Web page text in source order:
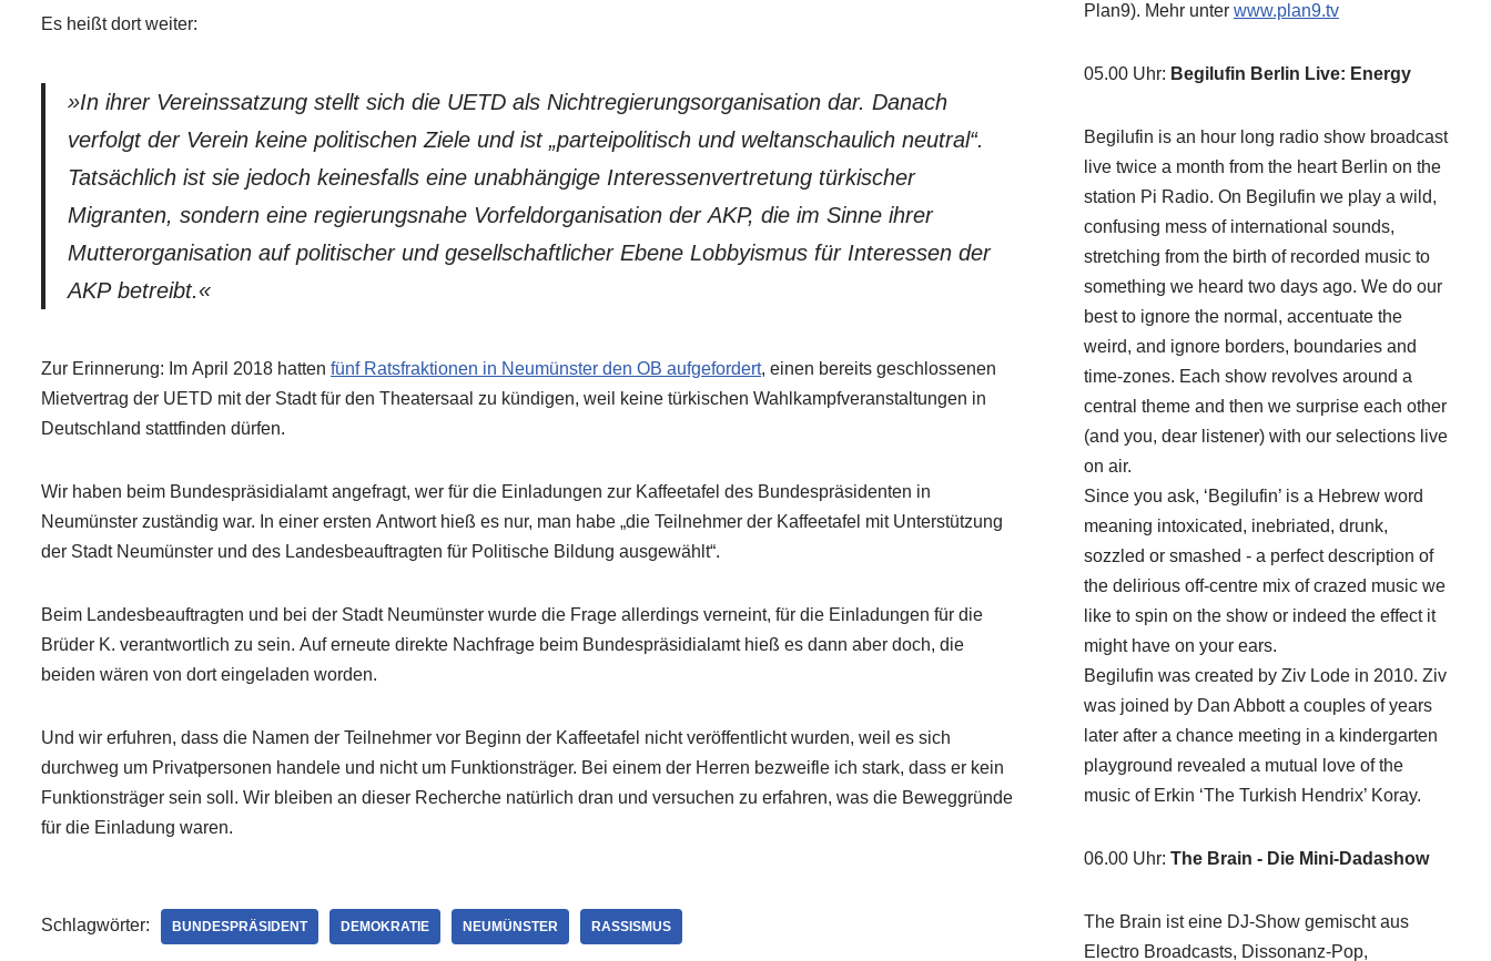
Es heißt dort weiter:
»In ihrer Vereinssatzung stellt sich die UETD als Nichtregierungsorganisation dar. Danach
verfolgt der Verein keine politischen Ziele und ist „parteipolitisch und weltanschaulich neutral“.
Tatsächlich ist sie jedoch keinesfalls eine unabhängige Interessenvertretung türkischer
Migranten, sondern eine regierungsnahe Vorfeldorganisation der AKP, die im Sinne ihrer
Mutterorganisation auf politischer und gesellschaftlicher Ebene Lobbyismus für Interessen der
AKP betreibt.«
Zur Erinnerung: Im April 2018 hatten fünf Ratsfraktionen in Neumünster den OB aufgefordert, einen bereits geschlossenen
Mietvertrag der UETD mit der Stadt für den Theatersaal zu kündigen, weil keine türkischen Wahlkampfveranstaltungen in
Deutschland stattfinden dürfen.
Wir haben beim Bundespräsidialamt angefragt, wer für die Einladungen zur Kaffeetafel des Bundespräsidenten in
Neumünster zuständig war. In einer ersten Antwort hieß es nur, man habe „die Teilnehmer der Kaffeetafel mit Unterstützung
der Stadt Neumünster und des Landesbeauftragten für Politische Bildung ausgewählt“.
Beim Landesbeauftragten und bei der Stadt Neumünster wurde die Frage allerdings verneint, für die Einladungen für die
Brüder K. verantwortlich zu sein. Auf erneute direkte Nachfrage beim Bundespräsidialamt hieß es dann aber doch, die
beiden wären von dort eingeladen worden.
Und wir erfuhren, dass die Namen der Teilnehmer vor Beginn der Kaffeetafel nicht veröffentlicht wurden, weil es sich
durchweg um Privatpersonen handele und nicht um Funktionsträger. Bei einem der Herren bezweifle ich stark, dass er kein
Funktionsträger sein soll. Wir bleiben an dieser Recherche natürlich dran und versuchen zu erfahren, was die Beweggründe
für die Einladung waren.
Schlagwörter: BUNDESPRÄSIDENT DEMOKRATIE NEUMÜNSTER RASSISMUS
Plan9). Mehr unter www.plan9.tv
05.00 Uhr: Begilufin Berlin Live: Energy
Begilufin is an hour long radio show broadcast
live twice a month from the heart Berlin on the
station Pi Radio. On Begilufin we play a wild,
confusing mess of international sounds,
stretching from the birth of recorded music to
something we heard two days ago. We do our
best to ignore the normal, accentuate the
weird, and ignore borders, boundaries and
time-zones. Each show revolves around a
central theme and then we surprise each other
(and you, dear listener) with our selections live
on air.
Since you ask, ‘Begilufin’ is a Hebrew word
meaning intoxicated, inebriated, drunk,
sozzled or smashed - a perfect description of
the delirious off-centre mix of crazed music we
like to spin on the show or indeed the effect it
might have on your ears.
Begilufin was created by Ziv Lode in 2010. Ziv
was joined by Dan Abbott a couples of years
later after a chance meeting in a kindergarten
playground revealed a mutual love of the
music of Erkin ‘The Turkish Hendrix’ Koray.
06.00 Uhr: The Brain - Die Mini-Dadashow
The Brain ist eine DJ-Show gemischt aus
Electro Broadcasts, Dissonanz-Pop,